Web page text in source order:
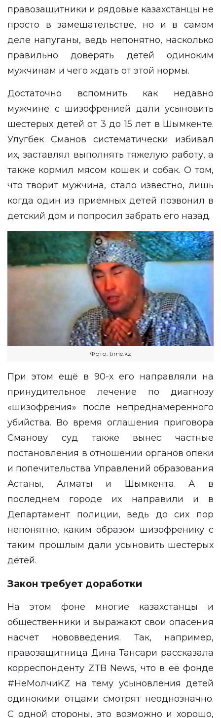
правозащитники и рядовые казахстанцы не
просто в замешательстве, но и в самом
деле напуганы, ведь непонятно, насколько
правильно доверять детей одиноким
мужчинам и чего ждать от этой нормы.
Достаточно вспомнить как недавно
мужчине с шизофренией дали усыновить
шестерых детей от 3 до 15 лет в Шымкенте.
Улугбек Сманов систематически избивал
их, заставлял выполнять тяжелую работу, а
также кормил мясом кошек и собак. О том,
что творит мужчина, стало известно, лишь
когда один из приемных детей позвонил в
детский дом и попросил забрать его назад.
Фото: time.kz
При этом ещё в 90-х его направляли на
принудительное лечение по диагнозу
«шизофрения» после непреднамеренного
убийства. Во время оглашения приговора
Сманову суд также вынес частные
постановления в отношении органов опеки
и попечительства Управлений образования
Астаны, Алматы и Шымкента. А в
последнем городе их направили и в
Департамент полиции, ведь до сих пор
непонятно, каким образом шизофренику с
таким прошлым дали усыновить шестерых
детей.
Закон требует доработки
На этом фоне многие казахстанцы и
общественники и выражают свои опасения
насчет нововведения. Так, например,
правозащитница Дина Тансари рассказала
корреспонденту ZTB News, что в её фонде
#НеМолчиKZ на тему усыновления детей
одинокими отцами смотрят неоднозначно.
С одной стороны, это возможно и хорошо,